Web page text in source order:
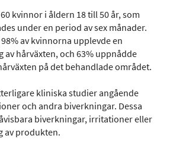
kvinnor i åldern 18 till 50 år, som
under en period av sex månader.
av kvinnorna upplevde en
av hårväxten, och 63% uppnådde
på det behandlade området.
kliniska studier angående
och andra biverkningar. Dessa
biverkningar, irritationer eller
av produkten.